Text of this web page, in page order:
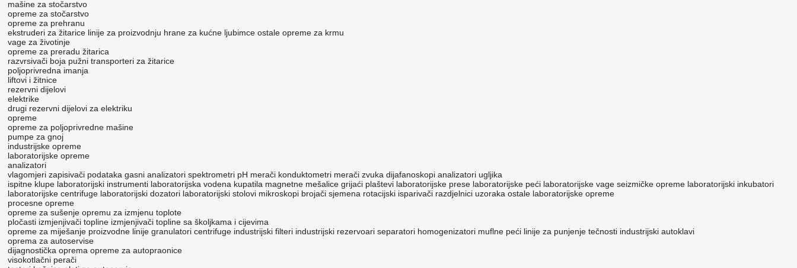
mašine za stočarstvo
opreme za stočarstvo
opreme za prehranu
ekstruderi za žitarice linije za proizvodnju hrane za kućne ljubimce ostale opreme za krmu
vage za životinje
opreme za preradu žitarica
razvrsivači boja pužni transporteri za žitarice
poljoprivrednа imanjа
liftovi i žitnice
rezervni dijelovi
elektrike
drugi rezervni dijelovi za elektriku
opreme
opreme za poljoprivredne mašine
pumpe za gnoj
industrijske opreme
laboratorijske opreme
analizatori
vlagomjeri zapisivači podataka gasni analizatori spektrometri pH merači konduktometri merači zvuka dijafanoskopi analizatori ugljika
ispitne klupe laboratorijski instrumenti laboratorijska vodena kupatila magnetne mešalice grijaći plaštevi laboratorijske prese laboratorijske peći laboratorijske vage seizmičke opreme laboratorijski inkubatori
laboratorijske centrifuge laboratorijski dozatori laboratorijski stolovi mikroskopi brojači sjemena rotacijski isparivači razdjelnici uzoraka ostale laboratorijske opreme
procesne opreme
opreme za sušenje opremu za izmjenu toplote
pločasti izmjenjivači topline izmjenjivači topline sa školjkama i cijevima
opreme za miješanje proizvodne linije granulatori centrifuge industrijski filteri industrijski rezervoari separatori homogenizatori muflne peći linije za punjenje tečnosti industrijski autoklavi
oprema za autoservise
dijagnostička oprema opreme za autopraonice
visokotlačni perači